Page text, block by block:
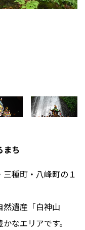
まち
種町・八峰町の１
遺産「白神山
なエリアです。